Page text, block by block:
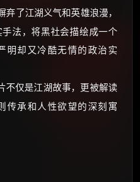
弃了江湖义气和英雄浪漫，
法，将黑社会描绘成一个
明却又冷酷无情的政治实
不仅是江湖故事，更被解读
传承和人性欲望的深刻寓